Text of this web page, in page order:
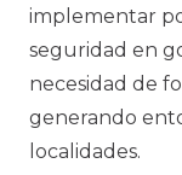
implementar
seguridad en
necesidad de
generando
localidades.